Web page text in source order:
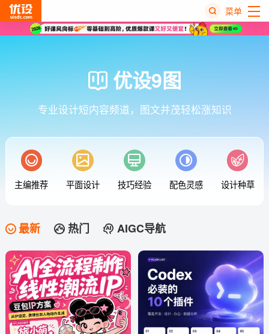
菜单
优设9图
专业设计短内容频道，图文并茂轻松涨知识
主编推荐 平面设计 技巧经验 配色灵感 设计种草
最新 热门 AIGC导航